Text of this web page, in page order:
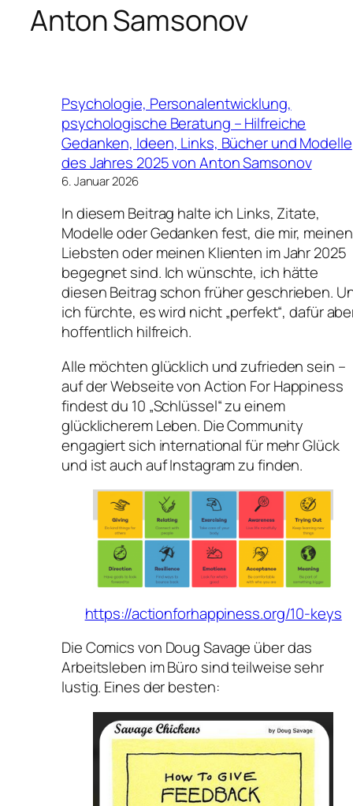
Anton Samsonov
Psychologie, Personalentwicklung,
psychologische Beratung – Hilfreiche
Gedanken, Ideen, Links, Bücher und Modelle
des Jahres 2025 von Anton Samsonov
6. Januar 2026
In diesem Beitrag halte ich Links, Zitate,
Modelle oder Gedanken fest, die mir, meinen
Liebsten oder meinen Klienten im Jahr 2025
begegnet sind. Ich wünschte, ich hätte
diesen Beitrag schon früher geschrieben.
ich fürchte, es wird nicht „perfekt“, dafür
hoffentlich hilfreich.
Alle möchten glücklich und zufrieden sein –
auf der Webseite von Action For Happiness
findest du 10 „Schlüssel“ zu einem
glücklicherem Leben. Die Community
engagiert sich international für mehr Glück
und ist auch auf Instagram zu finden.
https://actionforhappiness.org/10-keys
Die Comics von Doug Savage über das
Arbeitsleben im Büro sind teilweise sehr
lustig. Eines der besten: